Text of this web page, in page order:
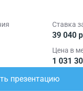
Ставка
39 040
Цена в
1 031
презентацию